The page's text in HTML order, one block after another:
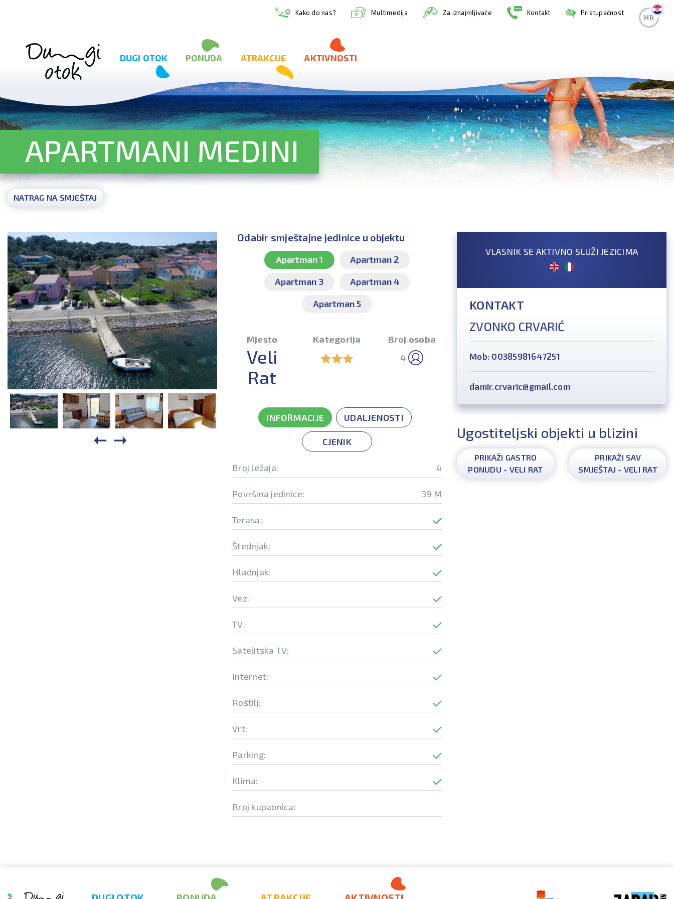
Kako do nas? Multimedija Za iznajmljivače Kontakt Pristupačnost
HR
DUGI OTOK PONUDA ATRAKCIJE AKTIVNOSTI
APARTMANI MEDINI
NATRAG NA SMJEŠTAJ
Odabir smještajne jedinice u objektu
Apartman 1
Apartman 2
Apartman 3
Apartman 4
Apartman 5
Mjesto
Veli
Rat
Kategorija
Broj osoba
4
INFORMACIJE UDALJENOSTI
CJENIK
Broj ležaja: 4
Površina jedinice: 39 M
Terasa:
Štednjak:
Hladnjak:
Vez:
TV:
Satelitska TV:
Internet:
Roštilj:
Vrt:
Parking:
Klima:
Broj kupaonica:
VLASNIK SE AKTIVNO SLUŽI JEZICIMA
KONTAKT
ZVONKO CRVARIĆ
Mob: 00385981647251
damir.crvaric@gmail.com
Ugostiteljski objekti u blizini
PRIKAŽI GASTRO
PONUDU - VELI RAT
PRIKAŽI SAV
SMJEŠTAJ - VELI RAT